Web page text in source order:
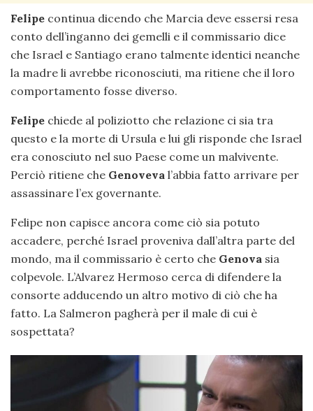
Felipe continua dicendo che Marcia deve essersi resa
conto dell’inganno dei gemelli e il commissario dice
che Israel e Santiago erano talmente identici neanche
la madre li avrebbe riconosciuti, ma ritiene che il loro
comportamento fosse diverso.
Felipe chiede al poliziotto che relazione ci sia tra
questo e la morte di Ursula e lui gli risponde che Israel
era conosciuto nel suo Paese come un malvivente.
Perciò ritiene che Genoveva l’abbia fatto arrivare per
assassinare l’ex governante.
Felipe non capisce ancora come ciò sia potuto
accadere, perché Israel proveniva dall’altra parte del
mondo, ma il commissario è certo che Genova sia
colpevole. L’Alvarez Hermoso cerca di difendere la
consorte adducendo un altro motivo di ciò che ha
fatto. La Salmeron pagherà per il male di cui è
sospettata?